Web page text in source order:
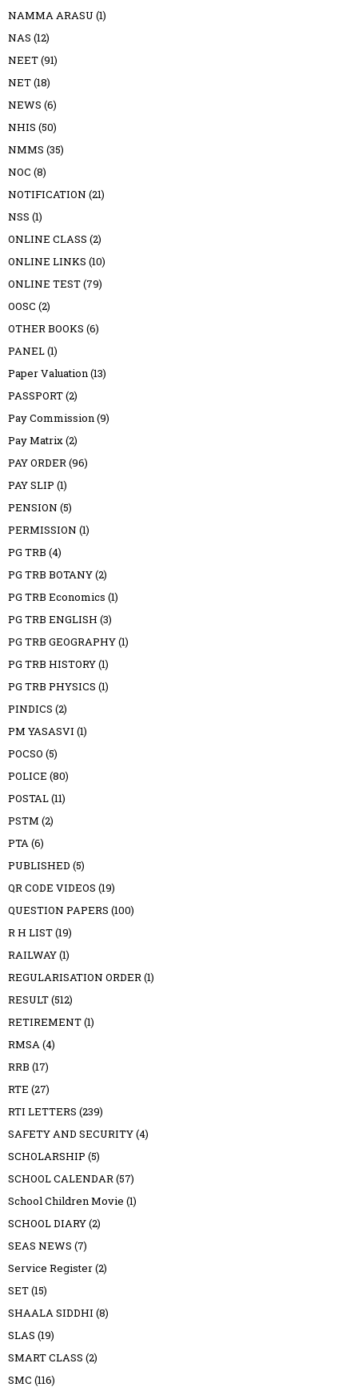
NAMMA ARASU (1)
NAS (12)
NEET(91)
NET(18)
NEWS (6)
NHIS (50)
NMMS (35)
NOC (8)
NOTIFICATION (21)
NSS (1)
ONLINE CLASS (2)
ONLINE LINKS (10)
ONLINE TEST(79)
OOSC (2)
OTHER BOOKS (6)
PANEL(1)
Paper Valuation(13)
PASSPORT(2)
Pay Commission(9)
Pay Matrix(2)
PAY ORDER(96)
PAY SLIP (1)
PENSION (5)
PERMISSION (1)
PG TRB (4)
PG TRB BOTANY(2)
PG TRB Economics (1)
PG TRB ENGLISH (3)
PG TRB GEOGRAPHY(1)
PG TRB HISTORY(1)
PG TRB PHYSICS (1)
PINDICS (2)
PM YASASVI (1)
POCSO (5)
POLICE (80)
POSTAL(11)
PSTM (2)
PTA(6)
PUBLISHED (5)
QR CODE VIDEOS (19)
QUESTION PAPERS (100)
R H LIST(19)
RAILWAY(1)
REGULARISATION ORDER(1)
RESULT(512)
RETIREMENT(1)
RMSA(4)
RRB (17)
RTE (27)
RTI LETTERS (239)
SAFETY AND SECURITY(4)
SCHOLARSHIP (5)
SCHOOL CALENDAR(57)
School Children Movie (1)
SCHOOL DIARY(2)
SEAS NEWS (7)
Service Register(2)
SET(15)
SHAALA SIDDHI (8)
SLAS (19)
SMART CLASS (2)
SMC (116)